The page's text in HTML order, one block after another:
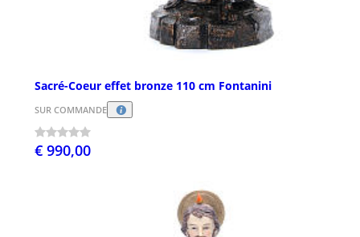
Sacré-Coeur effet bronze 110 cm Fontanini
SUR COMMANDE
€ 990,00